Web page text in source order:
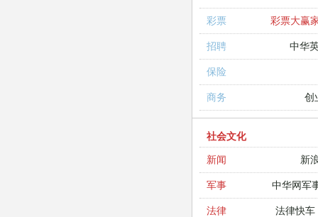
彩票 彩票大赢
招聘 中华
保险
商务 创
社会文化
新闻
新
军事 中华网军
法律 法律快车